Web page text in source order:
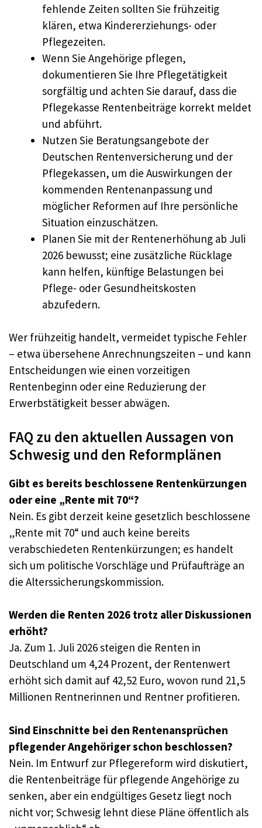
fehlende Zeiten sollten Sie frühzeitig
klären, etwa Kindererziehungs- oder
Pflegezeiten.
Wenn Sie Angehörige pflegen,
dokumentieren Sie Ihre Pflegetätigkeit
sorgfältig und achten Sie darauf, dass die
Pflegekasse Rentenbeiträge korrekt meldet
und abführt.
Nutzen Sie Beratungsangebote der
Deutschen Rentenversicherung und der
Pflegekassen, um die Auswirkungen der
kommenden Rentenanpassung und
möglicher Reformen auf Ihre persönliche
Situation einzuschätzen.
Planen Sie mit der Rentenerhöhung ab Juli
2026 bewusst; eine zusätzliche Rücklage
kann helfen, künftige Belastungen bei
Pflege- oder Gesundheitskosten
abzufedern.
Wer frühzeitig handelt, vermeidet typische Fehler
– etwa übersehene Anrechnungszeiten – und kann
Entscheidungen wie einen vorzeitigen
Rentenbeginn oder eine Reduzierung der
Erwerbstätigkeit besser abwägen.
FAQ zu den aktuellen Aussagen von
Schwesig und den Reformplänen
Gibt es bereits beschlossene Rentenkürzungen
oder eine „Rente mit 70“?
Nein. Es gibt derzeit keine gesetzlich beschlossene
„Rente mit 70“ und auch keine bereits
verabschiedeten Rentenkürzungen; es handelt
sich um politische Vorschläge und Prüfaufträge an
die Alterssicherungskommission.
Werden die Renten 2026 trotz aller Diskussionen
erhöht?
Ja. Zum 1. Juli 2026 steigen die Renten in
Deutschland um 4,24 Prozent, der Rentenwert
erhöht sich damit auf 42,52 Euro, wovon rund 21,5
Millionen Rentnerinnen und Rentner profitieren.
Sind Einschnitte bei den Rentenansprüchen
pflegender Angehöriger schon beschlossen?
Nein. Im Entwurf zur Pflegereform wird diskutiert,
die Rentenbeiträge für pflegende Angehörige zu
senken, aber ein endgültiges Gesetz liegt noch
nicht vor; Schwesig lehnt diese Pläne öffentlich als